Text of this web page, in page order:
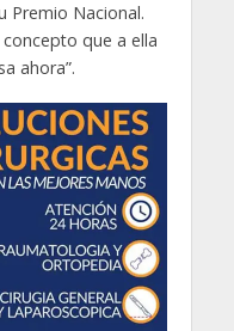
Premio Nacional.
que a ella
ahora”.